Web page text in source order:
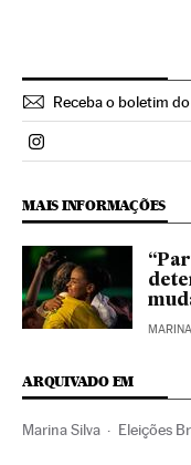
Receba o boletim
Politica El País
MAIS INFORMAÇÕES
ARQUIVADO EM
Marina Silva Eleições